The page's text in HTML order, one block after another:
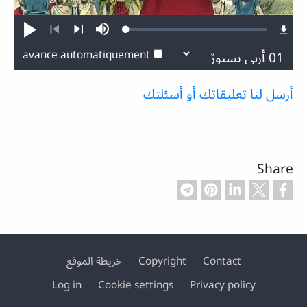
écouter
Suivante
MuteLoaded:
avance automatiquement
أرسل لنا تعليقاتك أو أسئلتك
Share
Footer
Contact
Copyright
خريطة الموقع
Privacy policy
Cookie settings
Log in